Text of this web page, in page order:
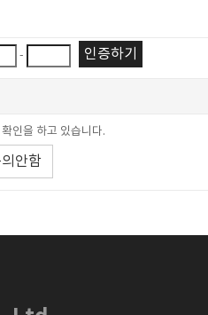
- 인증하기
인을 하고 있습니다.
안함